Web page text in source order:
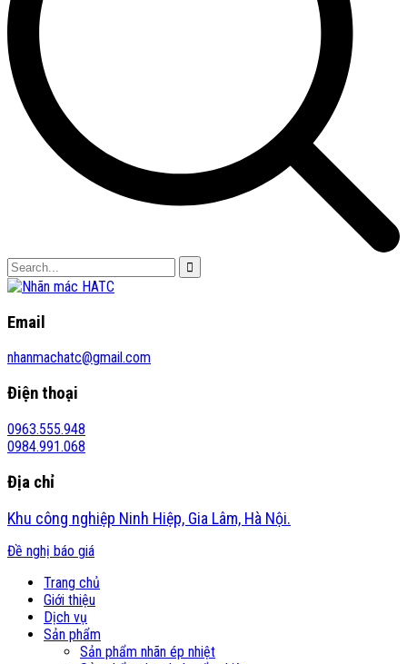
Email
nhanmachatc@gmail.com
Điện thoại
0963.555.948
0984.991.068
Địa chỉ
Khu công nghiệp Ninh Hiệp, Gia Lâm, Hà Nội.
Đề nghị báo giá
Trang chủ
Giới thiệu
Dịch vụ
Sản phẩm
Sản phẩm nhãn ép nhiệt